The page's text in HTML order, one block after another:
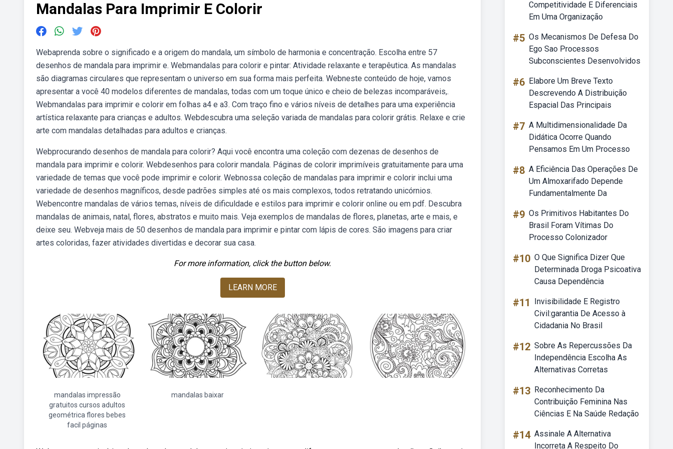
Mandalas Para Imprimir E Colorir
Webaprenda sobre o significado e a origem do mandala, um símbolo de harmonia e concentração. Escolha entre 57
desenhos de mandala para imprimir e. Webmandalas para colorir e pintar: Atividade relaxante e terapêutica. As mandalas
são diagramas circulares que representam o universo em sua forma mais perfeita. Webneste conteúdo de hoje, vamos
apresentar a você 40 modelos diferentes de mandalas, todas com um toque único e cheio de belezas incomparáveis,.
Webmandalas para imprimir e colorir em folhas a4 e a3. Com traço fino e vários níveis de detalhes para uma experiência
artística relaxante para crianças e adultos. Webdescubra uma seleção variada de mandalas para colorir grátis. Relaxe e crie
arte com mandalas detalhadas para adultos e crianças.
Webprocurando desenhos de mandala para colorir? Aqui você encontra uma coleção com dezenas de desenhos de
mandala para imprimir e colorir. Webdesenhos para colorir mandala. Páginas de colorir imprimíveis gratuitamente para uma
variedade de temas que você pode imprimir e colorir. Webnossa coleção de mandalas para imprimir e colorir inclui uma
variedade de desenhos magníficos, desde padrões simples até os mais complexos, todos retratando unicórnios.
Webencontre mandalas de vários temas, níveis de dificuldade e estilos para imprimir e colorir online ou em pdf. Descubra
mandalas de animais, natal, flores, abstratos e muito mais. Veja exemplos de mandalas de flores, planetas, arte e mais, e
deixe seu. Webveja mais de 50 desenhos de mandala para imprimir e pintar com lápis de cores. São imagens para criar
artes coloridas, fazer atividades divertidas e decorar sua casa.
For more information, click the button below.
LEARN MORE
mandalas impressão
gratuitos cursos adultos
geométrica flores bebes
facil páginas
mandalas baixar
Competitividade E Diferenciais
Em Uma Organização
#5 Os Mecanismos De Defesa Do
Ego Sao Processos
Subconscientes Desenvolvidos
#6 Elabore Um Breve Texto
Descrevendo A Distribuição
Espacial Das Principais
#7 A Multidimensionalidade Da
Didática Ocorre Quando
Pensamos Em Um Processo
#8 A Eficiência Das Operações De
Um Almoxarifado Depende
Fundamentalmente Da
#9 Os Primitivos Habitantes Do
Brasil Foram Vítimas Do
Processo Colonizador
#10 O Que Significa Dizer Que
Determinada Droga Psicoativa
Causa Dependência
#11
Invisibilidade E Registro
Civil:garantia De Acesso à
Cidadania No Brasil
#12 Sobre As Repercussões Da
Independência Escolha As
Alternativas Corretas
#13 Reconhecimento Da
Contribuição Feminina Nas
Ciências E Na Saúde Redação
#14 Assinale A Alternativa
Incorreta A Respeito Do